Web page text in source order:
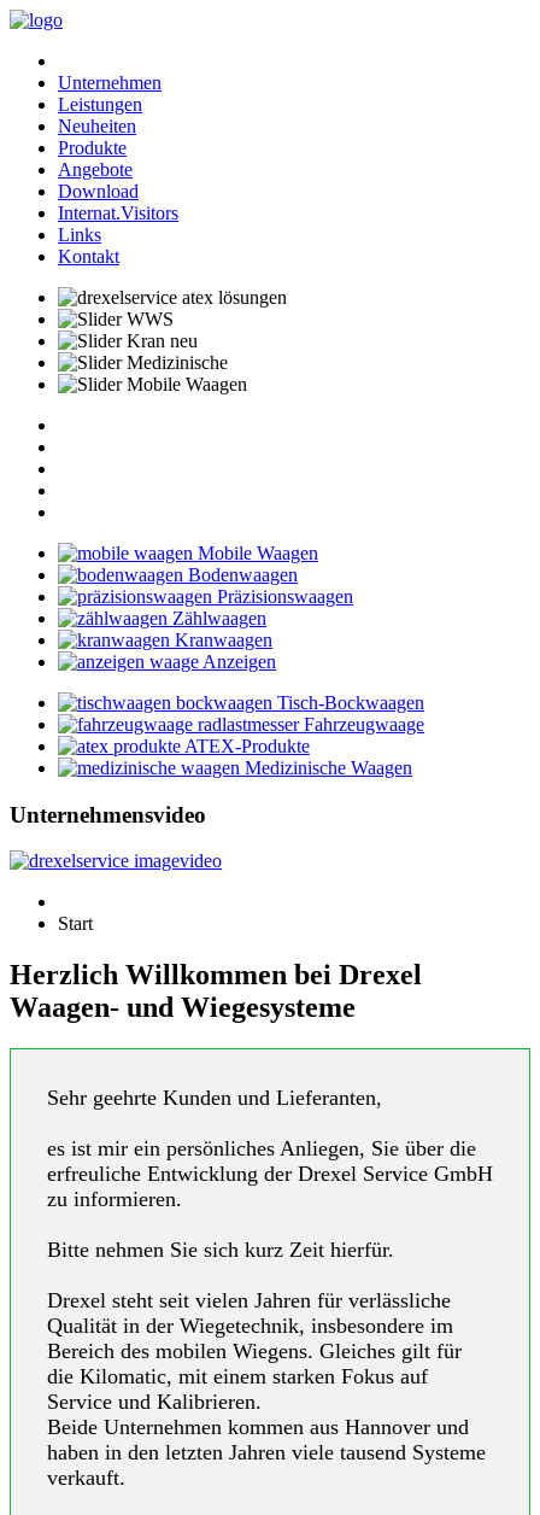
Unternehmen
Leistungen
Neuheiten
Produkte
Angebote
Download
Internat.Visitors
Links
Kontakt
Mobile Waagen
Bodenwaagen
Präzisionswaagen
Zählwaagen
Kranwaagen
Anzeigen
Tisch-Bockwaagen
Fahrzeugwaage
ATEX-Produkte
Medizinische Waagen
Unternehmensvideo
Start
Herzlich Willkommen bei Drexel
Waagen- und Wiegesysteme
Sehr geehrte Kunden und Lieferanten,
es ist mir ein persönliches Anliegen, Sie über die
erfreuliche Entwicklung der Drexel Service GmbH
zu informieren.
Bitte nehmen Sie sich kurz Zeit hierfür.
Drexel steht seit vielen Jahren für verlässliche
Qualität in der Wiegetechnik, insbesondere im
Bereich des mobilen Wiegens. Gleiches gilt für
die Kilomatic, mit einem starken Fokus auf
Service und Kalibrieren.
Beide Unternehmen kommen aus Hannover und
haben in den letzten Jahren viele tausend Systeme
verkauft.